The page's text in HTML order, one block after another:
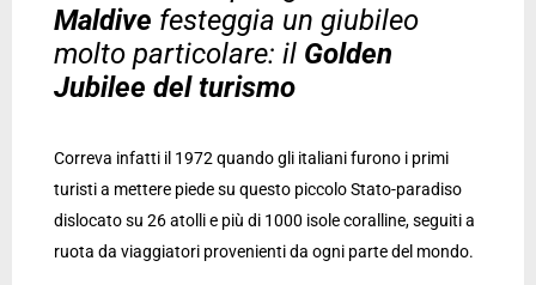
Maldive festeggia un giubileo
molto particolare: il Golden
Jubilee del turismo
Correva infatti il 1972 quando gli italiani furono i primi
turisti a mettere piede su questo piccolo Stato-paradiso
dislocato su 26 atolli e più di 1000 isole coralline, seguiti a
ruota da viaggiatori provenienti da ogni parte del mondo.